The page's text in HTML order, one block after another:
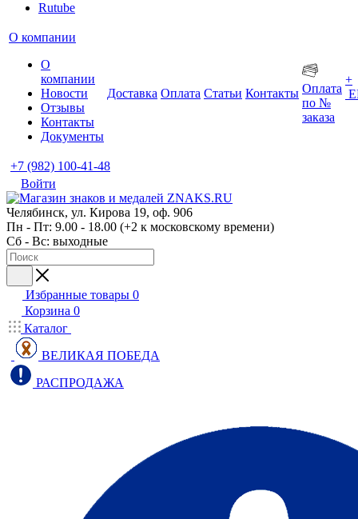
Rutube
О компании
О
компании
Новости
Отзывы
Контакты
Документы
Доставка Оплата Статьи Контакты Оплата
по №
заказа
+
+7 (982) 100-41-48
Войти
Челябинск, ул. Кирова 19, оф. 906
Пн - Пт: 9.00 - 18.00 (+2 к московскому времени)
Сб - Вс: выходные
Избранные товары 0
Корзина 0
Каталог
ВЕЛИКАЯ ПОБЕДА
РАСПРОДАЖА